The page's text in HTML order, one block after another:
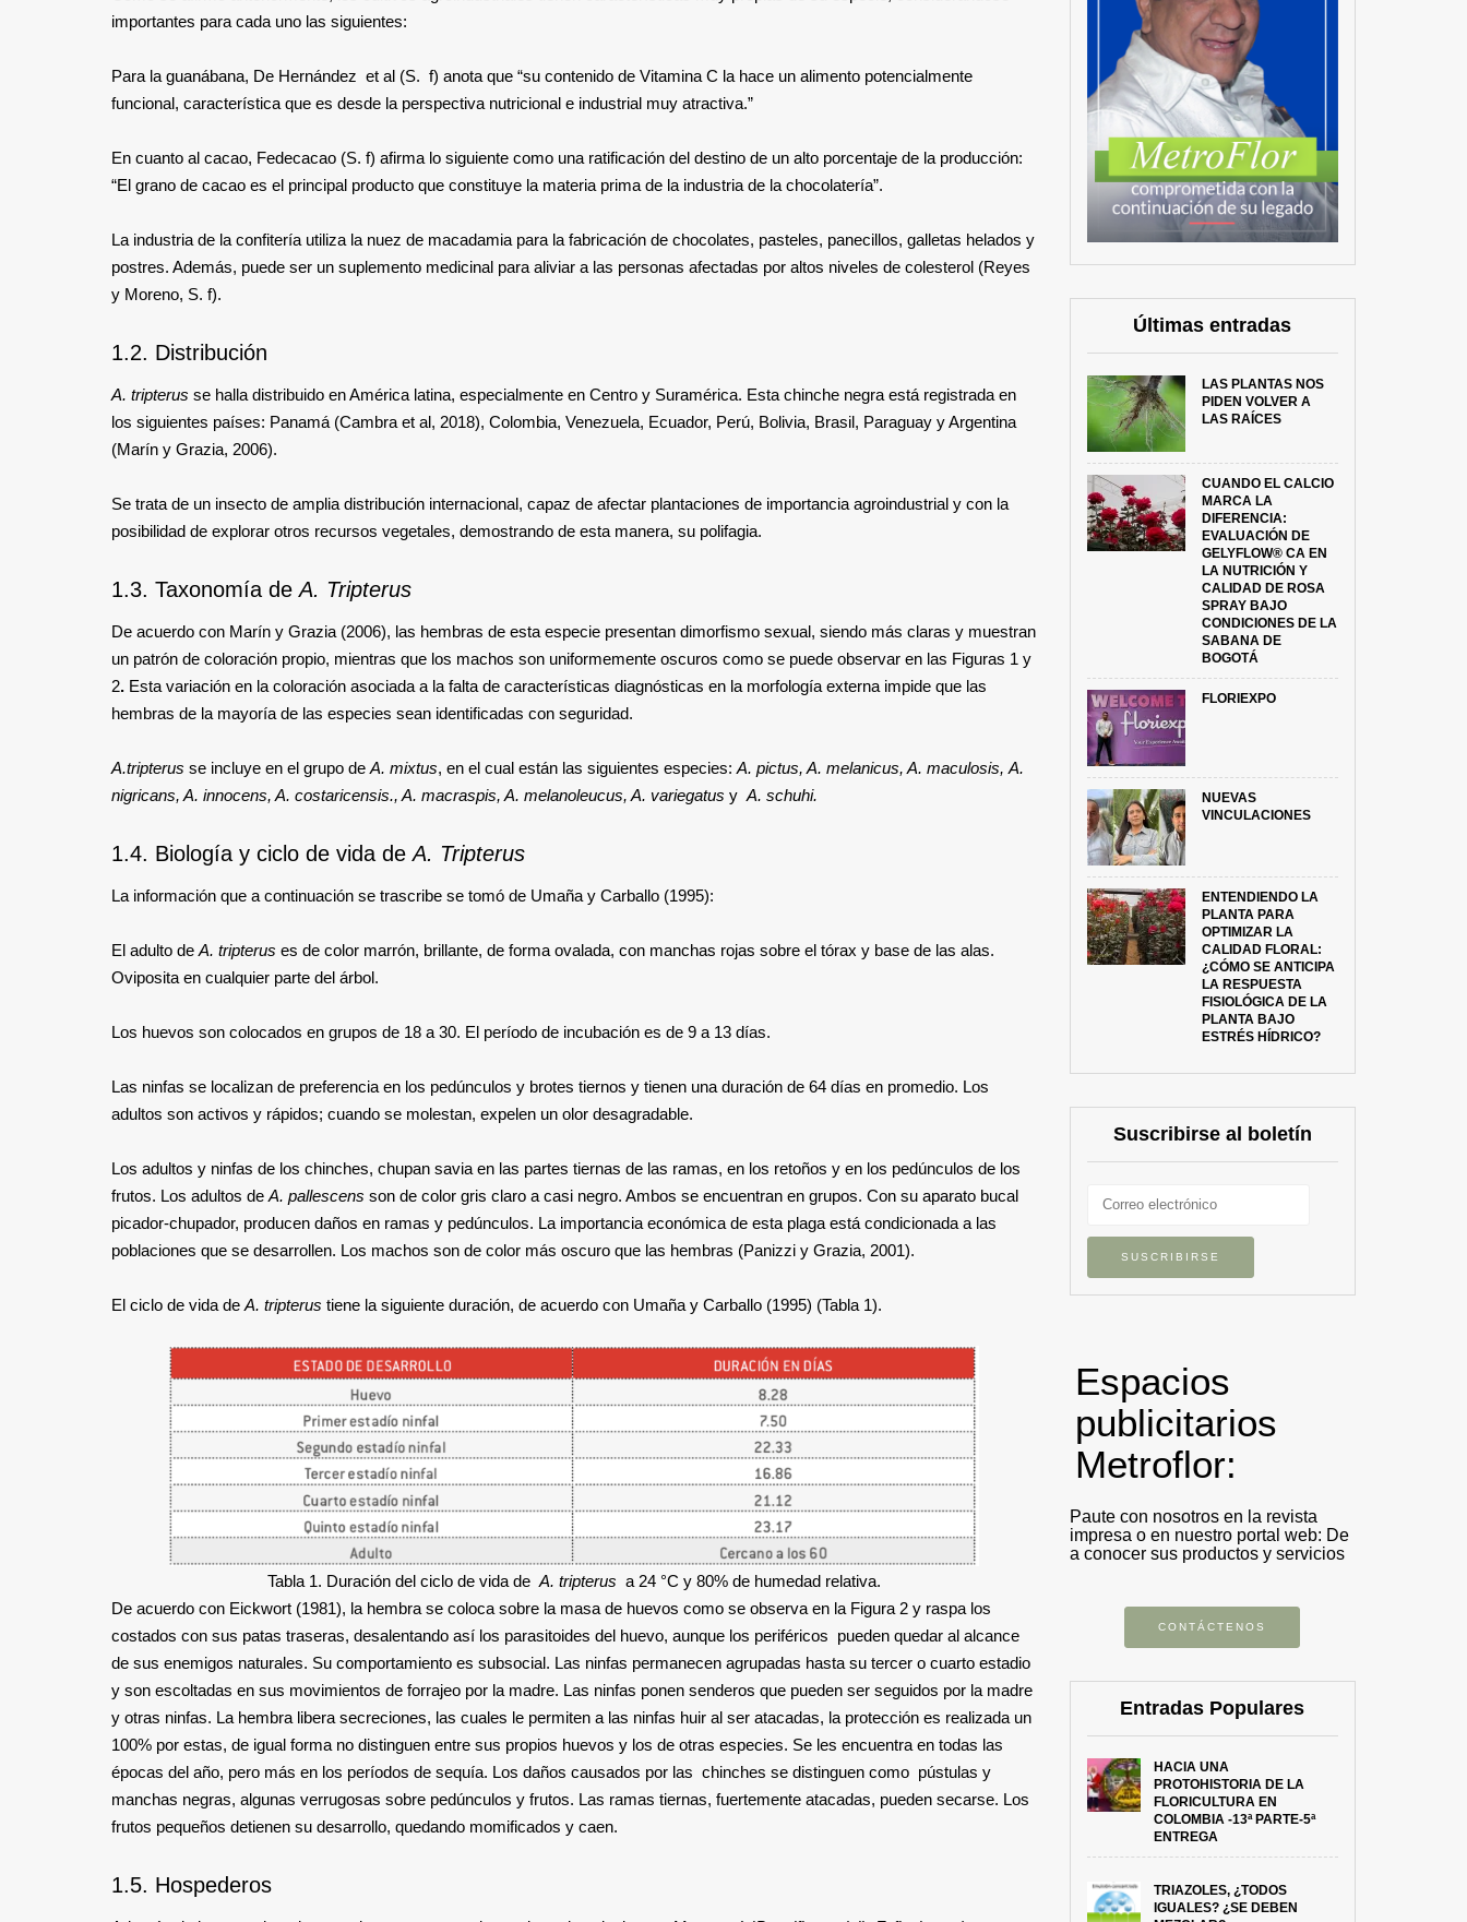
importantes para cada uno las siguientes:
Para la guanábana, De Hernández et al (S. f) anota que “su contenido de Vitamina C la hace un alimento potencialmente
funcional, característica que es desde la perspectiva nutricional e industrial muy atractiva.”
En cuanto al cacao, Fedecacao (S. f) afirma lo siguiente como una ratificación del destino de un alto porcentaje de la producción:
“El grano de cacao es el principal producto que constituye la materia prima de la industria de la chocolatería”.
La industria de la confitería utiliza la nuez de macadamia para la fabricación de chocolates, pasteles, panecillos, galletas helados y
postres. Además, puede ser un suplemento medicinal para aliviar a las personas afectadas por altos niveles de colesterol (Reyes
y Moreno, S. f).
1.2. Distribución
A. tripterus se halla distribuido en América latina, especialmente en Centro y Suramérica. Esta chinche negra está registrada en
los siguientes países: Panamá (Cambra et al, 2018), Colombia, Venezuela, Ecuador, Perú, Bolivia, Brasil, Paraguay y Argentina
(Marín y Grazia, 2006).
Se trata de un insecto de amplia distribución internacional, capaz de afectar plantaciones de importancia agroindustrial y con la
posibilidad de explorar otros recursos vegetales, demostrando de esta manera, su polifagia.
1.3. Taxonomía deA. Tripterus
De acuerdo con Marín y Grazia (2006), las hembras de esta especie presentan dimorfismo sexual, siendo más claras y muestran
un patrón de coloración propio, mientras que los machos son uniformemente oscuros como se puede observar en las Figuras 1 y
2. Esta variación en la coloración asociada a la falta de características diagnósticas en la morfología externa impide que las
hembras de la mayoría de las especies sean identificadas con seguridad.
A.tripterus se incluye en el grupo de A. mixtus, en el cual están las siguientes especies: A. pictus, A. melanicus, A. maculosis, A.
nigricans, A. innocens, A. costaricensis., A. macraspis, A. melanoleucus, A. variegatus y A. schuhi.
1.4. Biología y ciclo de vida deA. Tripterus
La información que a continuación se trascribe se tomó de Umaña y Carballo (1995):
El adulto de A. tripterus es de color marrón, brillante, de forma ovalada, con manchas rojas sobre el tórax y base de las alas.
Oviposita en cualquier parte del árbol.
Los huevos son colocados en grupos de 18 a 30. El período de incubación es de 9 a 13 días.
Las ninfas se localizan de preferencia en los pedúnculos y brotes tiernos y tienen una duración de 64 días en promedio. Los
adultos son activos y rápidos; cuando se molestan, expelen un olor desagradable.
Los adultos y ninfas de los chinches, chupan savia en las partes tiernas de las ramas, en los retoños y en los pedúnculos de los
frutos. Los adultos de A. pallescens son de color gris claro a casi negro. Ambos se encuentran en grupos. Con su aparato bucal
picador-chupador, producen daños en ramas y pedúnculos. La importancia económica de esta plaga está condicionada a las
poblaciones que se desarrollen. Los machos son de color más oscuro que las hembras (Panizzi y Grazia, 2001).
El ciclo de vida de A. tripterus tiene la siguiente duración, de acuerdo con Umaña y Carballo (1995) (Tabla 1).
Tabla 1. Duración del ciclo de vida de A. tripterus a 24 °C y 80% de humedad relativa.
De acuerdo con Eickwort (1981), la hembra se coloca sobre la masa de huevos como se observa en la Figura 2 y raspa los
costados con sus patas traseras, desalentando así los parasitoides del huevo, aunque los periféricos pueden quedar al alcance
de sus enemigos naturales. Su comportamiento es subsocial. Las ninfas permanecen agrupadas hasta su tercer o cuarto estadio
y son escoltadas en sus movimientos de forrajeo por la madre. Las ninfas ponen senderos que pueden ser seguidos por la madre
y otras ninfas. La hembra libera secreciones, las cuales le permiten a las ninfas huir al ser atacadas, la protección es realizada un
100% por estas, de igual forma no distinguen entre sus propios huevos y los de otras especies. Se les encuentra en todas las
épocas del año, pero más en los períodos de sequía. Los daños causados por las chinches se distinguen como pústulas y
manchas negras, algunas verrugosas sobre pedúnculos y frutos. Las ramas tiernas, fuertemente atacadas, pueden secarse. Los
frutos pequeños detienen su desarrollo, quedando momificados y caen.
1.5. Hospederos
Últimas entradas
LAS PLANTAS NOS
PIDEN VOLVER A
LAS RAÍCES
CUANDO EL CALCIO
MARCA LA
DIFERENCIA:
EVALUACIÓN DE
GELYFLOW® CA EN
LA NUTRICIÓN Y
CALIDAD DE ROSA
SPRAY BAJO
CONDICIONES DE LA
SABANA DE
BOGOTÁ
FLORIEXPO
NUEVAS
VINCULACIONES
ENTENDIENDO LA
PLANTA PARA
OPTIMIZAR LA
CALIDAD FLORAL:
¿CÓMO SE ANTICIPA
LA RESPUESTA
FISIOLÓGICA DE LA
PLANTA BAJO
ESTRÉS HÍDRICO?
Suscribirse al boletín
Espacios
publicitarios
Metroflor:
Paute con nosotros en la revista
impresa o en nuestro portal web: De
a conocer sus productos y servicios
CONTÁCTENOS
Entradas Populares
HACIA UNA
PROTOHISTORIA DE LA
FLORICULTURA EN
COLOMBIA -13ª PARTE-5ª
ENTREGA
TRIAZOLES, ¿TODOS
IGUALES? ¿SE DEBEN